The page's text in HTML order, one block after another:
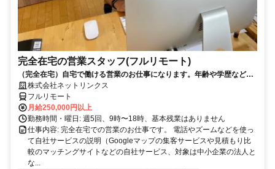
完全在宅の営業スタッフ(フルリモート)
（完全在宅）自宅で働ける営業のお仕事になります。年齢や学歴など問
いません。
株式会社ネットリンクス
フルリモート
月給250,000円以上
勤務時間・曜日: 週5回、9時〜18時、基本残業はありません
仕事内容: 完全在宅での営業のお仕事です。 電話やズームなどを使っ
て自社サービスの説明（Googleマップの集客サービスや見積もり比
較のマッチングサイトなどの自社サービス、対象は中小企業の法人と
な...